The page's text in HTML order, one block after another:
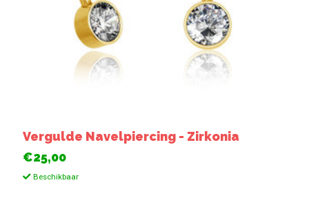
Vergulde Navelpiercing - Zirkonia
€25,00
Beschikbaar